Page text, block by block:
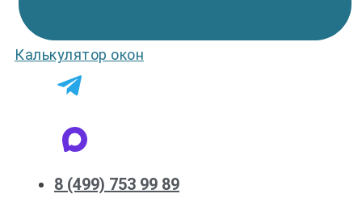
Калькулятор окон
8 (499) 753 99 89